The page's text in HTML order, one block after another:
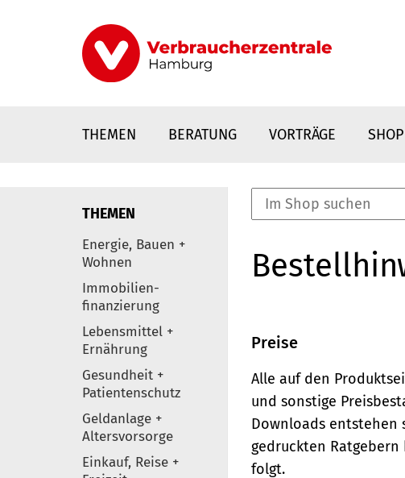
THEMEN BERATUNG VORTRÄGE SHOP
Elemente
THEMEN
Energie, Bauen +
Wohnen
Immobilien-
finanzierung
Lebensmittel +
Ernährung
Gesundheit +
Patientenschutz
Geldanlage +
Altersvorsorge
Einkauf, Reise +
Preise
Alle auf den
und sonstige
Downloads entstehen
gedruckten
folgt.